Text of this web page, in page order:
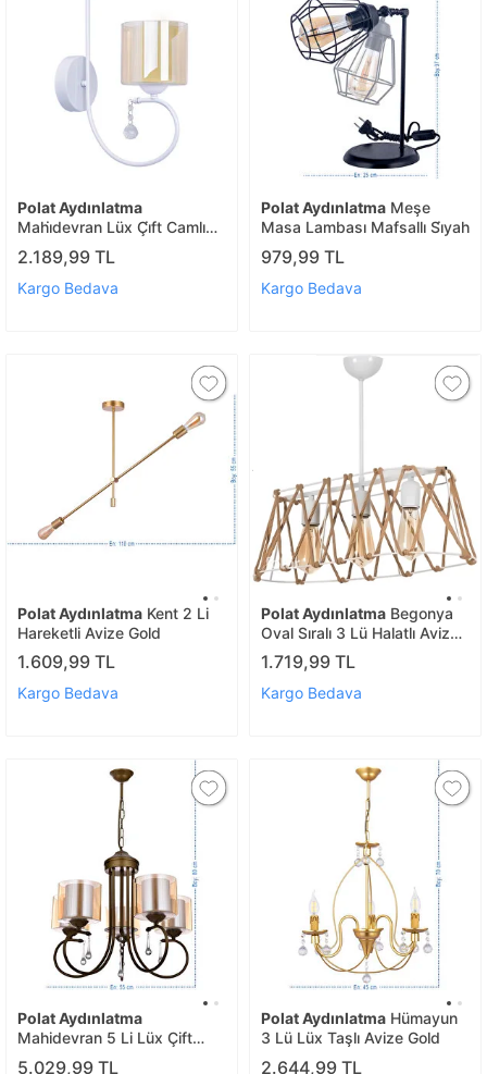
Polat Aydınlatma
Mahi̇devran Lüx Çi̇ft Camlı
Apli̇k Beyaz
2.189,99 TL
Kargo Bedava
Polat Aydınlatma Meşe
Masa Lambası Mafsallı Si̇yah
979,99 TL
Kargo Bedava
Polat Aydınlatma Kent 2 Li
Hareketli Avize Gold
1.609,99 TL
Kargo Bedava
Polat Aydınlatma Begonya
Oval Sıralı 3 Lü Halatlı Avize
Beyaz
1.719,99 TL
Kargo Bedava
Polat Aydınlatma
Mahidevran 5 Li Lüx Çift
Camlı Avize Kahverengi̇
5.029,99 TL
Polat Aydınlatma Hümayun
3 Lü Lüx Taşlı Avize Gold
2.644,99 TL